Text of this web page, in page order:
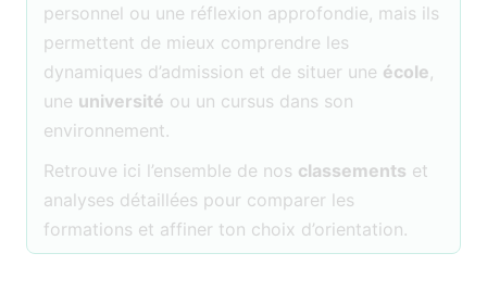
personnel ou une réflexion approfondie, mais ils
permettent de mieux comprendre les
dynamiques d’admission et de situer une école,
une université ou un cursus dans son
environnement.
Retrouve ici l’ensemble de nos classements et
analyses détaillées pour comparer les
formations et affiner ton choix d’orientation.